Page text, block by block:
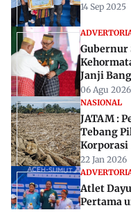
14 Sep 2025
Gubernur
Janji
06 Agu 2026
NASIONAL
JATAM :
Tebang
Korporasi
22 Jan 2026
Atlet
Pertama